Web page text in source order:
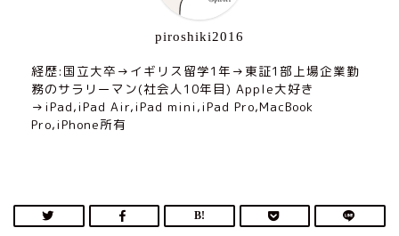
piroshiki2016
経歴:国立大卒→イギリス留学1年→東証1部上場企業勤
務のサラリーマン(社会人10年目) Apple大好き
→iPad,iPad Air,iPad mini,iPad Pro,MacBook
Pro,iPhone所有